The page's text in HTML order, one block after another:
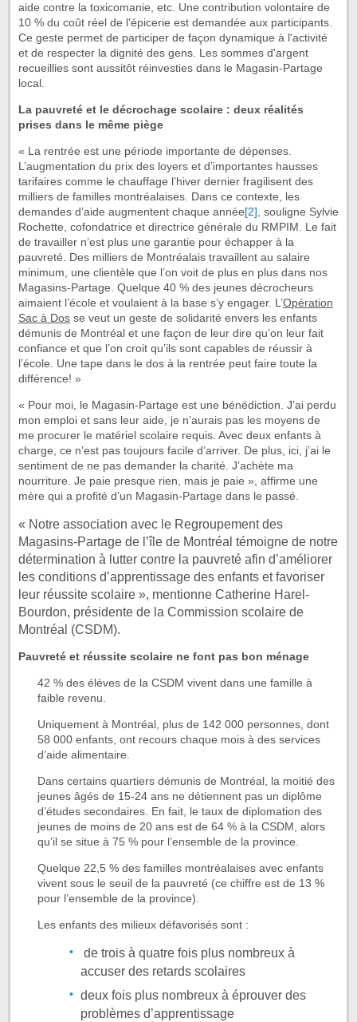
aide contre la toxicomanie, etc. Une contribution volontaire de
10 % du coût réel de l'épicerie est demandée aux participants.
Ce geste permet de participer de façon dynamique à l'activité
et de respecter la dignité des gens. Les sommes d'argent
recueillies sont aussitôt réinvesties dans le Magasin-Partage
local.
La pauvreté et le décrochage scolaire : deux réalités
prises dans le même piège
« La rentrée est une période importante de dépenses.
L’augmentation du prix des loyers et d’importantes hausses
tarifaires comme le chauffage l’hiver dernier fragilisent des
milliers de familles montréalaises. Dans ce contexte, les
demandes d’aide augmentent chaque année[2], souligne Sylvie
Rochette, cofondatrice et directrice générale du RMPIM. Le fait
de travailler n’est plus une garantie pour échapper à la
pauvreté. Des milliers de Montréalais travaillent au salaire
minimum, une clientèle que l’on voit de plus en plus dans nos
Magasins-Partage. Quelque 40 % des jeunes décrocheurs
aimaient l’école et voulaient à la base s’y engager. L’Opération
Sac à Dos se veut un geste de solidarité envers les enfants
démunis de Montréal et une façon de leur dire qu’on leur fait
confiance et que l’on croit qu’ils sont capables de réussir à
l’école. Une tape dans le dos à la rentrée peut faire toute la
différence! »
« Pour moi, le Magasin-Partage est une bénédiction. J’ai perdu
mon emploi et sans leur aide, je n’aurais pas les moyens de
me procurer le matériel scolaire requis. Avec deux enfants à
charge, ce n’est pas toujours facile d’arriver. De plus, ici, j’ai le
sentiment de ne pas demander la charité. J’achète ma
nourriture. Je paie presque rien, mais je paie », affirme une
mère qui a profité d’un Magasin-Partage dans le passé.
« Notre association avec le Regroupement des
Magasins-Partage de l’île de Montréal témoigne de notre
détermination à lutter contre la pauvreté afin d’améliorer
les conditions d’apprentissage des enfants et favoriser
leur réussite scolaire », mentionne Catherine Harel-
Bourdon, présidente de la Commission scolaire de
Montréal (CSDM).
Pauvreté et réussite scolaire ne font pas bon ménage
42 % des élèves de la CSDM vivent dans une famille à
faible revenu.
Uniquement à Montréal, plus de 142 000 personnes, dont
58 000 enfants, ont recours chaque mois à des services
d’aide alimentaire.
Dans certains quartiers démunis de Montréal, la moitié des
jeunes âgés de 15-24 ans ne détiennent pas un diplôme
d’études secondaires. En fait, le taux de diplomation des
jeunes de moins de 20 ans est de 64 % à la CSDM, alors
qu’il se situe à 75 % pour l’ensemble de la province.
Quelque 22,5 % des familles montréalaises avec enfants
vivent sous le seuil de la pauvreté (ce chiffre est de 13 %
pour l’ensemble de la province).
Les enfants des milieux défavorisés sont :
de trois à quatre fois plus nombreux à
accuser des retards scolaires
deux fois plus nombreux à éprouver des
problèmes d’apprentissage